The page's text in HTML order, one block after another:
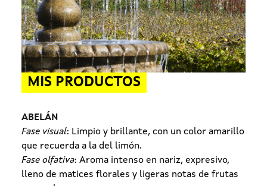
MIS PRODUCTOS
ABELÁN
Fase visual: Limpio y brillante, con un color amarillo
que recuerda a la del limón.
Fase olfativa: Aroma intenso en nariz, expresivo,
lleno de matices florales y ligeras notas de frutas